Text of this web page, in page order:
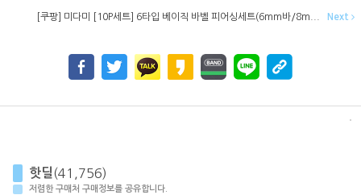
[쿠팡] 미다미 [10P세트] 6타입 베이직 바벨 피어싱세트(6mm바/8m... Next
핫딜 (41,756)
저렴한 구매처 구매정보를 공유합니다.